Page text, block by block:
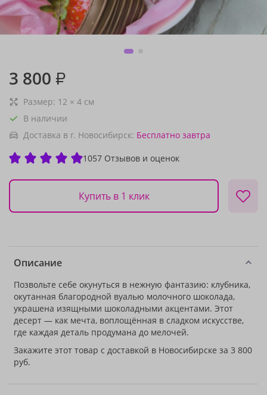
3 800 ₽
Размер: 12 × 4 см
В наличии
Доставка в г. Новосибирск: Бесплатно завтра
1057 Отзывов и оценок
Купить в 1 клик
Описание
Позвольте себе окунуться в нежную фантазию: клубника,
окутанная благородной вуалью молочного шоколада,
украшена изящными шоколадными акцентами. Этот
десерт — как мечта, воплощённая в сладком искусстве,
где каждая деталь продумана до мелочей.
Закажите этот товар с доставкой в Новосибирске за 3 800
руб.